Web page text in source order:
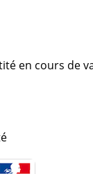
en cours de